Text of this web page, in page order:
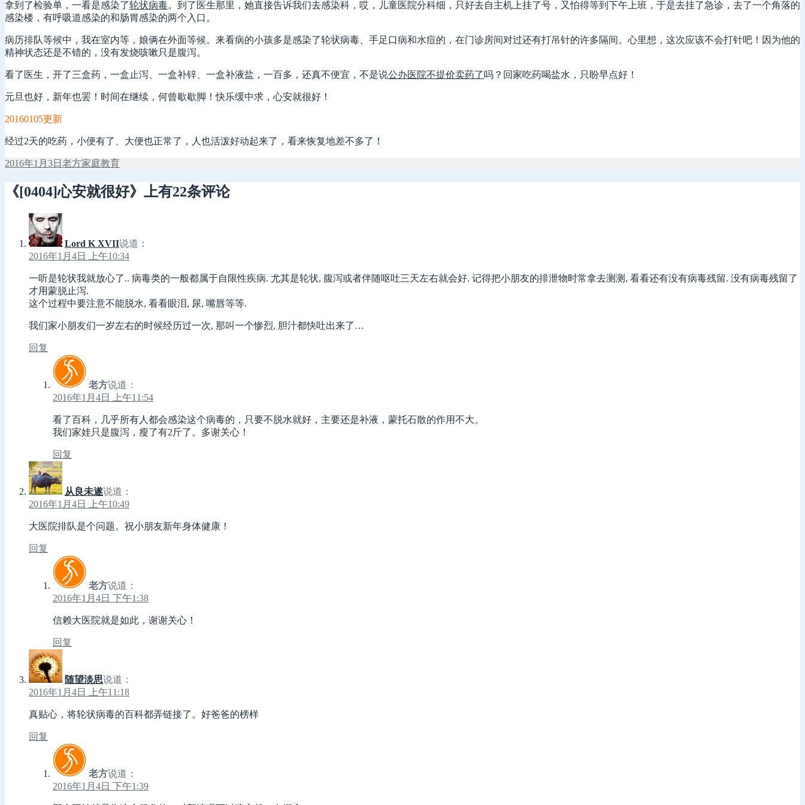
拿到了检验单，一看是感染了轮状病毒。到了医生那里，她直接告诉我们去感染科，哎，儿童医院分科细，只好去自主机上挂了号，又怕得等到下午上班，于是去挂了急诊，去了一个角落的
感染楼，有呼吸道感染的和肠胃感染的两个入口。
病历排队等候中，我在室内等，娘俩在外面等候。来看病的小孩多是感染了轮状病毒、手足口病和水痘的，在门诊房间对过还有打吊针的许多隔间。心里想，这次应该不会打针吧！因为他的
精神状态还是不错的，没有发烧咳嗽只是腹泻。
看了医生，开了三盒药，一盒止泻、一盒补锌、一盒补液盐，一百多，还真不便宜，不是说公办医院不提价卖药了吗？回家吃药喝盐水，只盼早点好！
元旦也好，新年也罢！时间在继续，何曾歇歇脚！快乐缓中求，心安就很好！
20160105更新
经过2天的吃药，小便有了、大便也正常了，人也活泼好动起来了，看来恢复地差不多了！
发
于
2016年1月3日 作
老方分
家庭教育
《[0404]心安就很好》上有22条评论
Lord K XVII说道：
2016年1月4日 上午10:34
一听是轮状我就放心了.. 病毒类的一般都属于自限性疾病. 尤其是轮状, 腹泻或者伴随呕吐三天左右就会好. 记得把小朋友的排泄物时常拿去测测, 看看还有没有病毒残留. 没有病毒残留了
才用蒙脱止泻.
这个过程中要注意不能脱水, 看看眼泪, 尿, 嘴唇等等.
我们家小朋友们一岁左右的时候经历过一次, 那叫一个惨烈, 胆汁都快吐出来了…
回复
老方说道：
2016年1月4日 上午11:54
看了百科，几乎所有人都会感染这个病毒的，只要不脱水就好，主要还是补液，蒙托石散的作用不大。
我们家娃只是腹泻，瘦了有2斤了。多谢关心！
回复
从良未遂说道：
2016年1月4日 上午10:49
大医院排队是个问题。祝小朋友新年身体健康！
回复
老方说道：
2016年1月4日 下午1:38
信赖大医院就是如此，谢谢关心！
回复
随望淡思说道：
2016年1月4日 上午11:18
真贴心，将轮状病毒的百科都弄链接了。好爸爸的榜样
回复
老方说道：
2016年1月4日 下午1:39